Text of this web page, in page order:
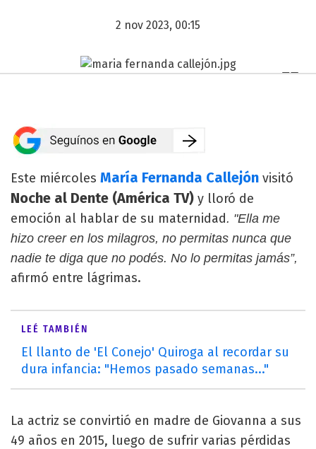
2 nov 2023, 00:15
Este miércoles María Fernanda Callejón visitó
Noche al Dente (América TV) y lloró de
emoción al hablar de su maternidad. "Ella me
hizo creer en los milagros, no permitas nunca que
nadie te diga que no podés. No lo permitas jamás”,
afirmó entre lágrimas.
LEÉ TAMBIÉN
El llanto de 'El Conejo' Quiroga al recordar su
dura infancia: "Hemos pasado semanas..."
La actriz se convirtió en madre de Giovanna a sus
49 años en 2015, luego de sufrir varias pérdidas